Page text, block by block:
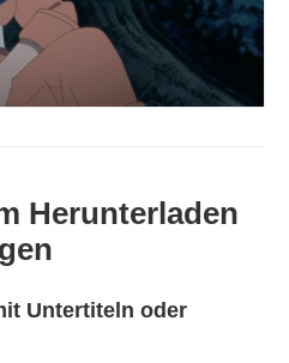
Herunterladen
Untertiteln oder